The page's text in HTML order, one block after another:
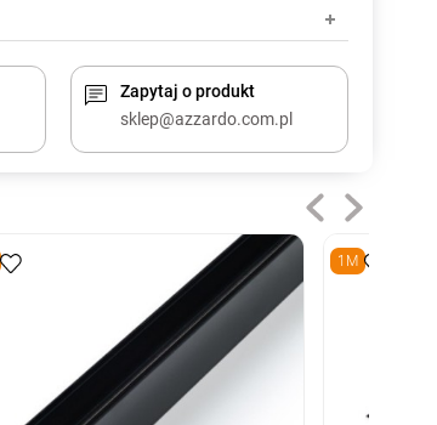
Zapytaj o produkt
sklep@azzardo.com.pl
1M